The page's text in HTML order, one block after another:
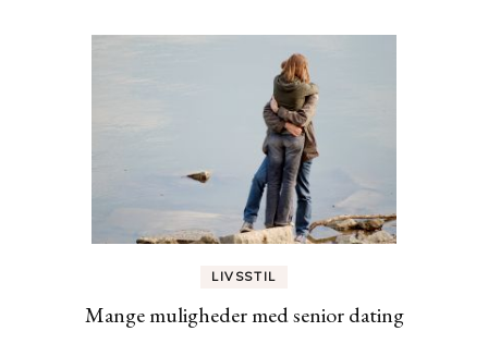
LIVSSTIL
Mange muligheder med senior dating